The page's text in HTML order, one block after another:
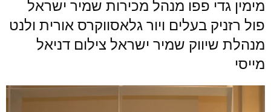
מימין גדי פפו מנהל מכירות שמיר ישראל
פול רזניק בעלים ויור גלאסווקרס אורית ולנט
מנהלת שיווק שמיר ישראל צילום דניאל
מייסי